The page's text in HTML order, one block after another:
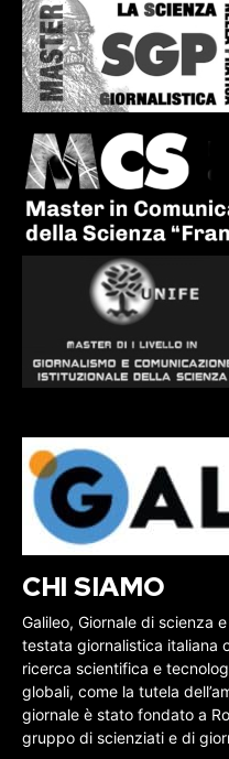
CHI SIAMO
Galileo, Giornale di scienza
testata giornalistica italiana
ricerca scientifica e
globali, come la tutela
giornale è stato fondato a
gruppo di scienziati e di